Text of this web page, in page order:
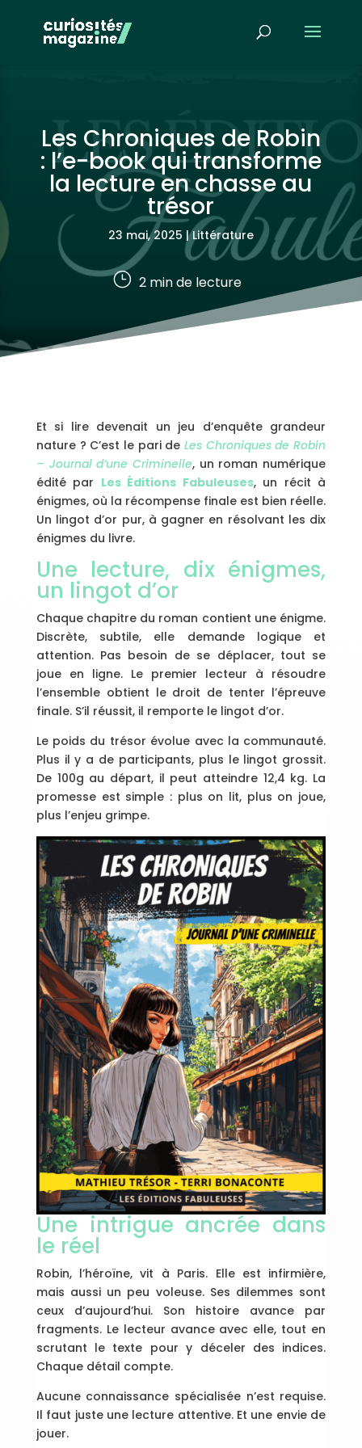
Les Chroniques de Robin
: l’e-book qui transforme
la lecture en chasse au
trésor
23 mai, 2025 |Littérature
} 2min de lecture
Et si lire devenait un jeu d’enquête grandeur
nature ? C’est le pari deLes Chroniques de Robin
– Journal d’une Criminelle, un roman numérique
édité par Les Éditions Fabuleuses, un récit à
énigmes, où la récompense finale est bien réelle.
Un lingot d’or pur, à gagner en résolvant les dix
énigmes du livre.
Une lecture, dix énigmes,
un lingot d’or
Chaque chapitre du roman contient une énigme.
Discrète, subtile, elle demande logique et
attention. Pas besoin de se déplacer, tout se
joue en ligne. Le premier lecteur à résoudre
l’ensemble obtient le droit de tenter l’épreuve
finale. S’il réussit, il remporte le lingot d’or.
Le poids du trésor évolue avec la communauté.
Plus il y a de participants, plus le lingot grossit.
De 100g au départ, il peut atteindre 12,4 kg. La
promesse est simple : plus on lit, plus on joue,
plus l’enjeu grimpe.
Une intrigue ancrée dans
le réel
Robin, l’héroïne, vit à Paris. Elle est infirmière,
mais aussi un peu voleuse. Ses dilemmes sont
ceux d’aujourd’hui. Son histoire avance par
fragments. Le lecteur avance avec elle, tout en
scrutant le texte pour y déceler des indices.
Chaque détail compte.
Aucune connaissance spécialisée n’est requise.
Il faut juste une lecture attentive. Et une envie de
jouer.